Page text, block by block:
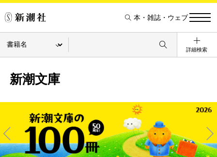
本・雑誌・ウェブ
詳細検索
新潮文庫
Pre
Ne